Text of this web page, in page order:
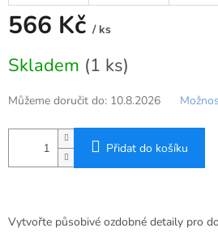
566 Kč / ks
cena:
Skladem (1 ks)
Můžeme doručit do: 10.8.2026
Přidat do košíku
Vytvořte působivé ozdobné detaily pro